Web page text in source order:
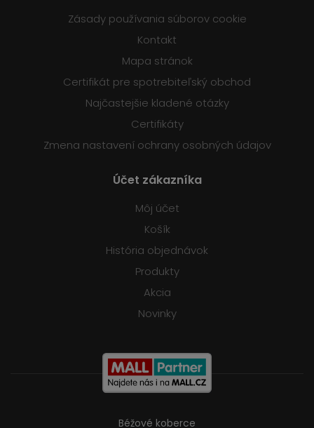
Zásady používania súborov cookie
Kontakt
Mapa stránok
Certifikát pre spotrebiteľský obchod
Najčastejšie kladené otázky
Certifikáty
Zmena nastavení ochrany osobných údajov
Účet zákazníka
Môj účet
Košík
História objednávok
Produkty
Akcia
Novinky
Béžové koberce